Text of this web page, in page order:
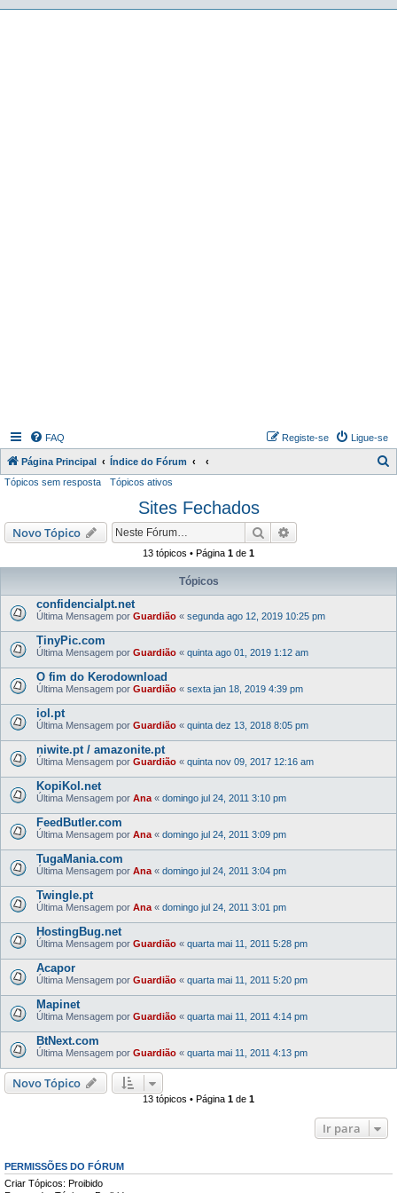
FAQ Ligue-se
Registe-se
Página Principal Índice do Fórum
i
r
Tópicos sem resposta Tópicos ativos
Sites Fechados
Novo Tópico Pesquisar
13 tópicos • Página 1 de 1
Tópicos
confidencialpt.net
Última Mensagem por Guardião « segunda ago 12, 2019 10:25 pm
TinyPic.com
Última Mensagem por Guardião « quinta ago 01, 2019 1:12 am
O fim do Kerodownload
Última Mensagem por Guardião « sexta jan 18, 2019 4:39 pm
iol.pt
Última Mensagem por Guardião « quinta dez 13, 2018 8:05 pm
niwite.pt / amazonite.pt
Última Mensagem por Guardião « quinta nov 09, 2017 12:16 am
KopiKol.net
Última Mensagem por Ana « domingo jul 24, 2011 3:10 pm
FeedButler.com
Última Mensagem por Ana « domingo jul 24, 2011 3:09 pm
TugaMania.com
Última Mensagem por Ana « domingo jul 24, 2011 3:04 pm
Twingle.pt
Última Mensagem por Ana « domingo jul 24, 2011 3:01 pm
HostingBug.net
Última Mensagem por Guardião « quarta mai 11, 2011 5:28 pm
Acapor
Última Mensagem por Guardião « quarta mai 11, 2011 5:20 pm
Mapinet
Última Mensagem por Guardião « quarta mai 11, 2011 4:14 pm
BtNext.com
Última Mensagem por Guardião « quarta mai 11, 2011 4:13 pm
Novo Tópico
13 tópicos • Página 1 de 1
Ir para
PERMISSÕES DO FÓRUM
Criar Tópicos: Proibido